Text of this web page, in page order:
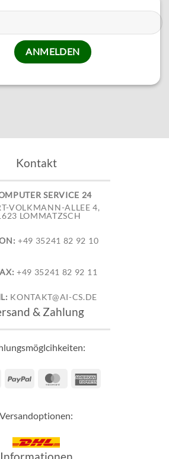
Kontakt
SERVICE 24
VOLKMANN-ALLEE 4,
LOMMATZSCH
+49 35241 82 92 10
+49 35241 82 92 11
KONTAKT@AI-CS.DE
& Zahlung
Visa PayPal MasterCard
Versandoptionen: